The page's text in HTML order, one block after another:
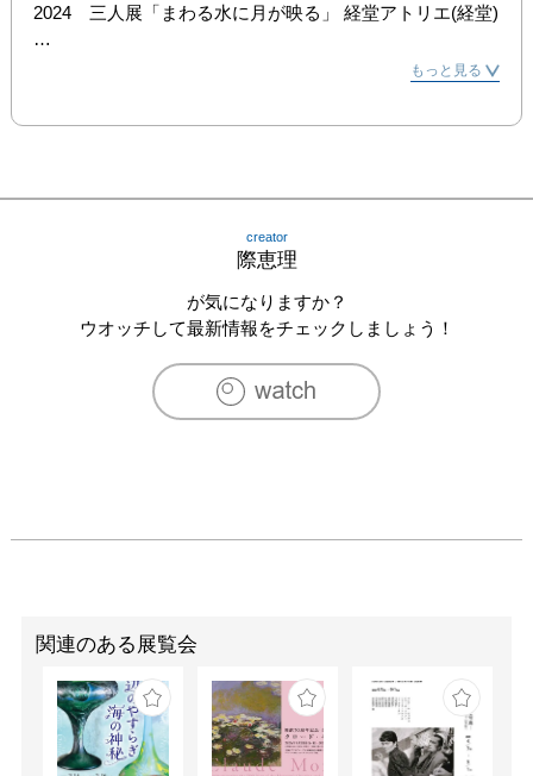
2024　三人展「まわる水に月が映る」 経堂アトリエ(経堂)
2024　企画展「カレイドスコープ」 GalleryCafe3(高円寺]
もっと見る
creator
際恵理
が気になりますか？
ウオッチして最新情報をチェックしましょう！
関連のある展覧会